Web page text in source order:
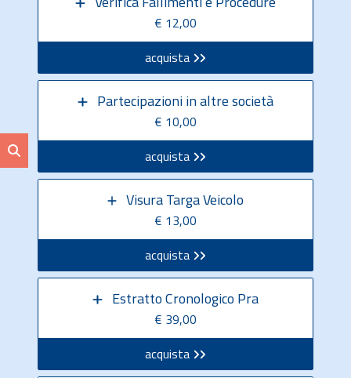
€ 12,00
acquista
Partecipazioni in altre società
€ 10,00
acquista
Visura Targa Veicolo
€ 13,00
acquista
Estratto Cronologico Pra
€ 39,00
acquista